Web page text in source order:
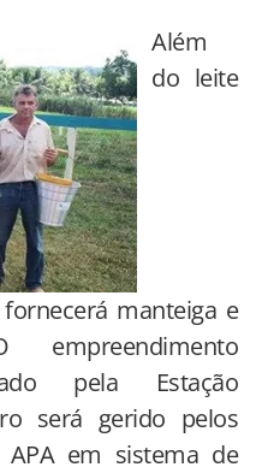
Além
do leite
manteiga e
pela Estação
será gerido pelos
em sistema de